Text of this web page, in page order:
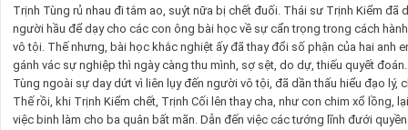
Trịnh Tùng rủ nhau đi tắm ao, suýt nữa bị chết đuối. Thái sư Trịnh Kiểm đã
người hầu để dạy cho các con ông bài học về sự cẩn trọng trong cách
vô tội. Thế nhưng, bài học khắc nghiệt ấy đã thay đổi số phận của hai anh
gánh vác sự nghiệp thì ngày càng thu mình, sợ sệt, do dự, thiếu quyết
Tùng ngoài sự day dứt vì liên lụy đến người vô tội, đã dần thấu hiểu đạo lý,
Thế rồi, khi Trịnh Kiểm chết, Trịnh Cối lên thay cha, như con chim xổ lồng,
việc binh làm cho ba quân bất mãn. Dẫn đến việc các tướng lĩnh đưới